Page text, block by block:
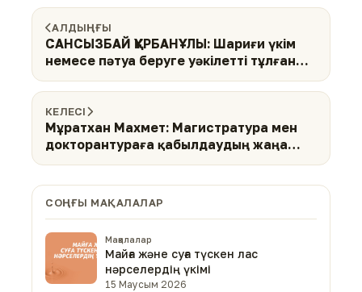
АЛДЫҢҒЫ
САНСЫЗБАЙ ҚҰРБАНҰЛЫ: Шариғи үкім
немесе пәтуа беруге уәкілетті тұлғаның
бойынан табылуы міндетті қасиеттер
бар
КЕЛЕСІ
Мұратхан Махмет: Магистратура мен
докторантураға қабылдаудың жаңа
тәртібі қабылданды
СОҢҒЫ МАҚАЛАЛАР
Мақалалар
Майға және суға түскен лас
нәрселердің үкімі
15 Маусым 2026